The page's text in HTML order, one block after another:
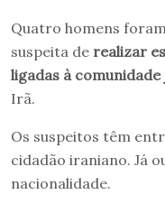
Quatro homens
suspeita de realizar
ligadas à
Irã.
Os suspeitos têm
cidadão iraniano. Já
nacionalidade.